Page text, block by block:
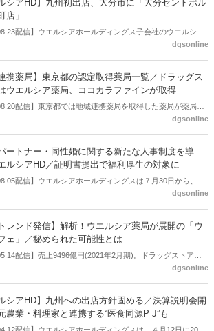
シアHD】九州初出店、大分市に「大分セントポル
店」
配信】ウエルシアホールディングス子会社のウエルシア
月1日、同社グループとして九州地区への初出店となる「ウ
dgsonline
携薬局】東京都の認定取得薬局一覧／ドラッグス
ウエルシア薬局、ココカラファインが取得
配信】東京都では地域連携薬局を取得した薬局が薬局機
供サービス「t-薬局いんふぉ」で公開され始めている。公開
カラファインが取得している。
dgsonline
ートナー・同性婚に関する新たな人事制度を導
ルシアHD／証明書提出で福利厚生の対象に
配信】ウエルシアホールディングスは７月30日から、同
ナー・同性婚に関する新たな人事制度を導入した。100％子
dgsonline
レンド発信】解析！ウエルシア薬局が展開の「ウ
ェ」／秘められた可能性とは
配信】売上9496億円(2021年2月期)。ドラッグストア業
バーワン企業、ウエルシア。そのウエルシアが手掛ける『ウ
とだ。買い物の合間の休憩や地域住民のコミュニケーション
て使用されており、行政などからの情報発信の場としても機
。また、グループや自治体に無料で貸し出しも行ってい
dgsonline
シアHD】九州への出店方針固める／決算説明会開
農業・料理家と連携する“医食同源P J”も